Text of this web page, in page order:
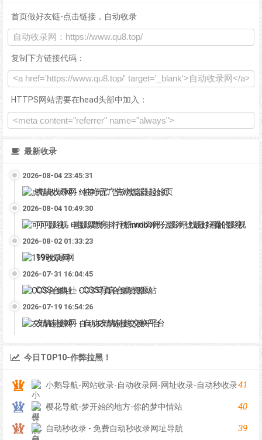
首页做好友链-点击链接，自动收录
复制下方链接代码：
HTTPS网站需要在head头部中加入：
最新收录
2026-08-04 23:45:31
虎喵收录网 - 纯净无广告浏览器起始页
2026-08-04 10:49:30
可可影视 - 电影票房排行榜,imdb评分,影评,找最好看的影视
2026-08-02 01:33:23
199收录网
2026-07-31 16:04:45
COS合集社 - COS写真合集资源站
2026-07-19 16:54:26
友情链接网 - 自动友情链接交换平台
今日TOP10-作弊拉黑！
小鹅导航-网站收录-自动收录网-网址收录-自动秒收录41
樱花导航-梦开始的地方-你的梦中情站 40
自动秒收录 - 免费自动秒收录网址导航 39